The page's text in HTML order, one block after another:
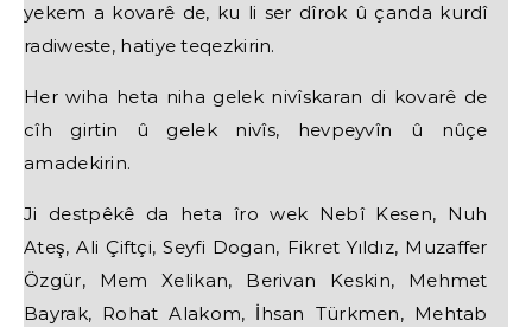
yekem a kovarê de, ku li ser dîrok û çanda kurdî
radiweste, hatiye teqezkirin.
Her wiha heta niha gelek nivîskaran di kovarê de
cîh girtin û gelek nivîs, hevpeyvîn û nûçe
amadekirin.
Ji destpêkê da heta îro wek Nebî Kesen, Nuh
Ateş, Ali Çiftçi, Seyfi Dogan, Fikret Yıldız, Muzaffer
Özgür, Mem Xelikan, Berivan Keskin, Mehmet
Bayrak, Rohat Alakom, İhsan Türkmen, Mehtab